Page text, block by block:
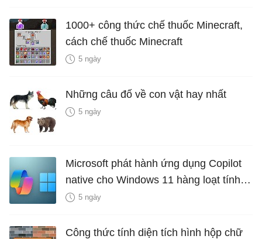
1000+ công thức chế thuốc Minecraft,
cách chế thuốc Minecraft
5 ngày
Những câu đố về con vật hay nhất
5 ngày
Microsoft phát hành ứng dụng Copilot
native cho Windows 11 hàng loạt tính
năng mới Hữu Ích
5 ngày
Công thức tính diện tích hình hộp chữ